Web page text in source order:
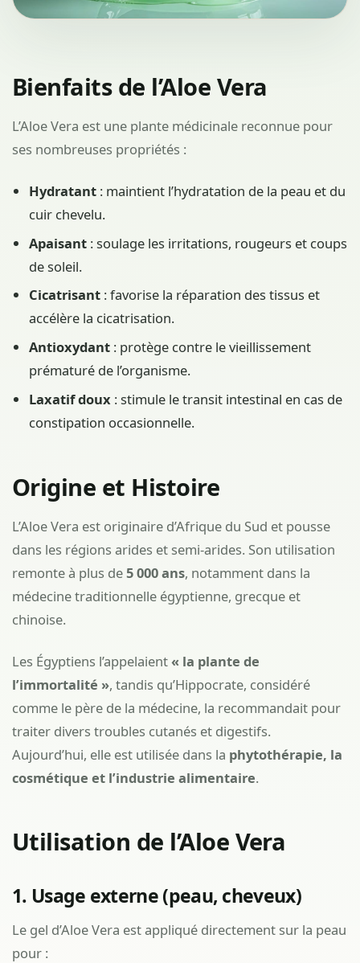
Bienfaits de l’Aloe Vera
L’Aloe Vera est une plante médicinale reconnue pour
ses nombreuses propriétés :
Hydratant: maintient l’hydratation de la peau et du
cuir chevelu.
Apaisant: soulage les irritations, rougeurs et coups
de soleil.
Cicatrisant: favorise la réparation des tissus et
accélère la cicatrisation.
Antioxydant: protège contre le vieillissement
prématuré de l’organisme.
Laxatif doux: stimule le transit intestinal en cas de
constipation occasionnelle.
Origine et Histoire
L’Aloe Vera est originaire d’Afrique du Sud et pousse
dans les régions arides et semi-arides. Son utilisation
remonte à plus de5 000 ans, notamment dans la
médecine traditionnelle égyptienne, grecque et
chinoise.
Les Égyptiens l’appelaient« la plante de
l’immortalité », tandis qu’Hippocrate, considéré
comme le père de la médecine, la recommandait pour
traiter divers troubles cutanés et digestifs.
Aujourd’hui, elle est utilisée dans la phytothérapie, la
cosmétique et l’industrie alimentaire.
Utilisation de l’Aloe Vera
1. Usage externe (peau, cheveux)
Le gel d’Aloe Vera est appliqué directement sur la peau
pour :